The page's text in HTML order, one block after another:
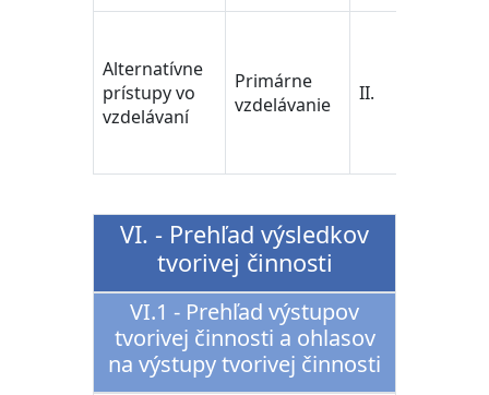
Alternatívne
prístupy vo
vzdelávaní
Primárne
vzdelávanie
II.
VI. - Prehľad výsledkov
tvorivej činnosti
VI.1 - Prehľad výstupov
tvorivej činnosti a ohlasov
na výstupy tvorivej činnosti